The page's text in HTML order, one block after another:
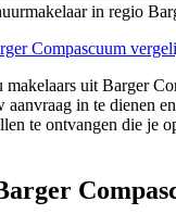
in regio
Compascuum
uit Barger
aanvraag in te dienen
te ontvangen die je